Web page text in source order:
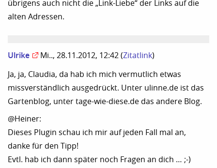
übrigens auch nicht die „Link-Liebe“ der Links auf die
alten Adressen.
Ulrike Mi.., 28.11.2012, 12:42 (Zitatlink)
Ja, ja, Claudia, da hab ich mich vermutlich etwas
missverständlich ausgedrückt. Unter ulinne.de ist das
Gartenblog, unter tage-wie-diese.de das andere Blog.
@Heiner:
Dieses Plugin schau ich mir auf jeden Fall mal an,
danke für den Tipp!
Evtl. hab ich dann später noch Fragen an dich … ;-)